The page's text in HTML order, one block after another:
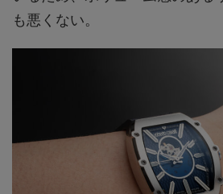
も悪くない。